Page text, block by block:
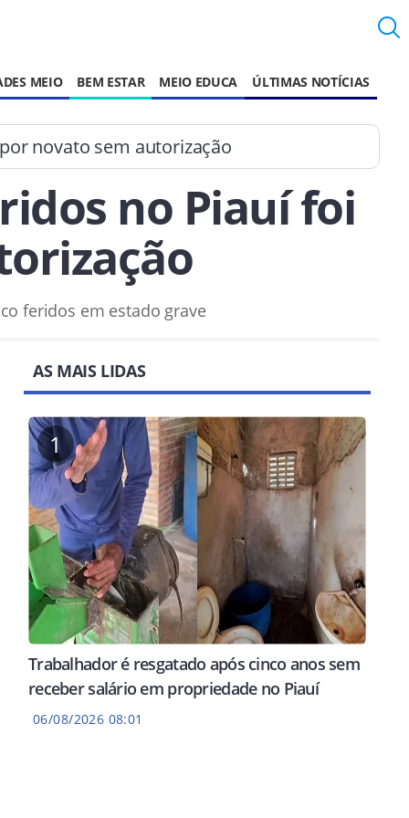
MEIO BEM ESTAR MEIO EDUCA ÚLTIMAS NOTÍCIAS
novato sem autorização
no Piauí foi
feridos em estado grave
AS MAIS LIDAS
1
Trabalhador é resgatado após cinco anos sem
receber salário em propriedade no Piauí
06/08/2026 08:01